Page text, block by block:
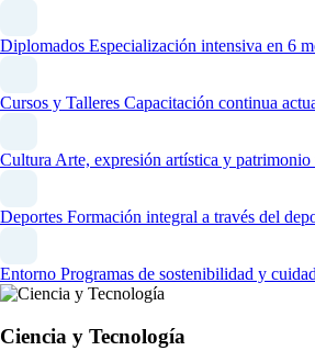
Diplomados Especialización intensiva en 6
Cursos y Talleres Capacitación continua
CulturaArte, expresión artística y
Deportes Formación integral a través del
Entorno Programas de sostenibilidad y
Ciencia y Tecnología